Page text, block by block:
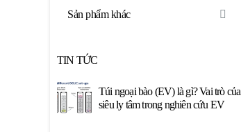
Sản phẩm khác
TIN TỨC
Túi ngoại bào (EV) là gì? Vai trò của
siêu ly tâm trong nghiên cứu EV